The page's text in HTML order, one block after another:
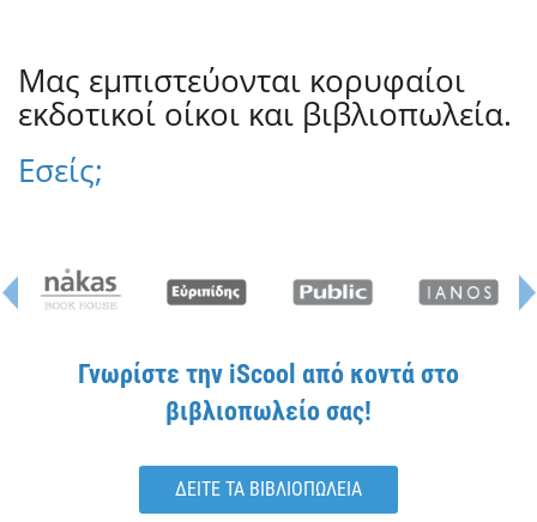
Μας εμπιστεύονται κορυφαίοι
εκδοτικοί οίκοι και βιβλιοπωλεία.
Εσείς;
Γνωρίστε την iScool από κοντά στο
βιβλιοπωλείο σας!
ΔΕΙΤΕ ΤΑ ΒΙΒΛΙΟΠΩΛΕΙΑ